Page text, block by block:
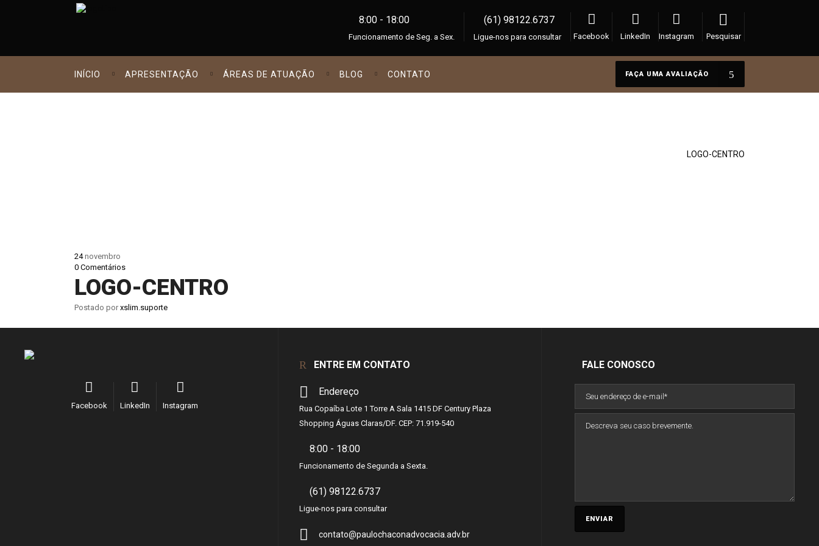
8:00 - 18:00
Funcionamento de Seg. a Sex.
(61) 98122.6737
Ligue-nos para consultar Facebook LinkedIn Instagram Pesquisar
INÍCIO APRESENTAÇÃO ÁREAS DE ATUAÇÃO BLOG CONTATO FAÇA UMA AVALIAÇÃO
LOGO-CENTRO
24 novembro
0 Comentários
LOGO-CENTRO
Postado por xslim.suporte
Facebook LinkedIn Instagram
ENTRE EM CONTATO
Endereço
Rua Copaíba Lote 1 Torre A Sala 1415 DF Century Plaza
Shopping Águas Claras/DF. CEP: 71.919-540
8:00 - 18:00
Funcionamento de Segunda a Sexta.
(61) 98122.6737
Ligue-nos para consultar
contato@paulochaconadvocacia.adv.br
FALE CONOSCO